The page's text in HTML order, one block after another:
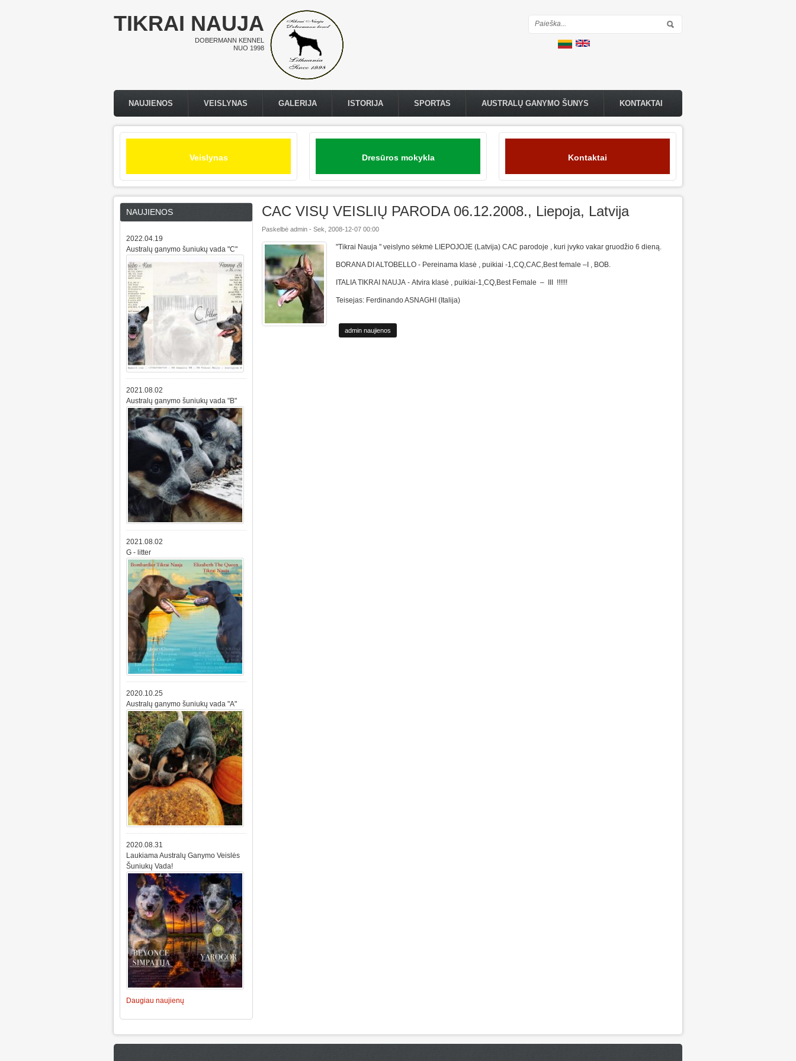
TIKRAI NAUJA
DOBERMANN KENNEL
NUO 1998
Paieškos forma
Pagrindinis meniu
NAUJIENOS VEISLYNAS GALERIJA ISTORIJA SPORTAS AUSTRALŲ GANYMO ŠUNYS KONTAKTAI
Veislynas Dresūros mokykla Kontaktai
CAC VISŲ VEISLIŲ PARODA 06.12.2008., Liepoja, Latvija
Paskelbė admin - Sek, 2008-12-07 00:00
"Tikrai Nauja " veislyno sėkmė LIEPOJOJE (Latvija) CAC parodoje , kuri įvyko vakar gruodžio 6 dieną.
BORANA DI ALTOBELLO - Pereinama klasė , puikiai -1,CQ,CAC,Best female –I , BOB.
ITALIA TIKRAI NAUJA - Atvira klasė , puikiai-1,CQ,Best Female – III !!!!!!
Teisejas: Ferdinando ASNAGHI (Italija)
admin naujienos
NAUJIENOS
2022.04.19
Australų ganymo šuniukų vada "C"
2021.08.02
Australų ganymo šuniukų vada "B"
2021.08.02
G - litter
2020.10.25
Australų ganymo šuniukų vada "A"
2020.08.31
Laukiama Australų Ganymo Veislės
Šuniukų Vada!
Daugiau naujienų